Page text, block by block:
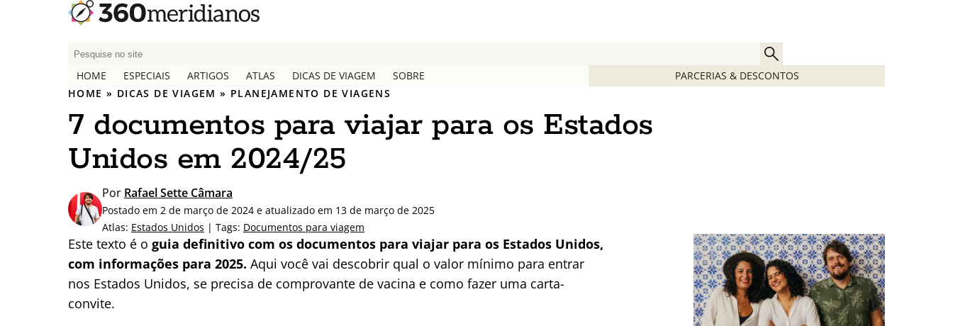
P
q
u
s
a
p
o
r
:
HOME ESPECIAIS ARTIGOS ATLAS DICAS DE VIAGEM SOBRE
PARCERIAS & DESCONTOS
HOME » DICAS DE VIAGEM » PLANEJAMENTO DE VIAGENS
7 documentos para viajar para os Estados
Unidos em 2024/25
Por Rafael Sette Câmara
Postado em 2 de março de 2024 e atualizado em 13 de março de 2025
Atlas: Estados Unidos | Tags: Documentos para viagem
Este texto é o guia definitivo com os documentos para viajar para os Estados Unidos,
com informações para 2025. Aqui você vai descobrir qual o valor mínimo para entrar
nos Estados Unidos, se precisa de comprovante de vacina e como fazer uma carta-
convite.